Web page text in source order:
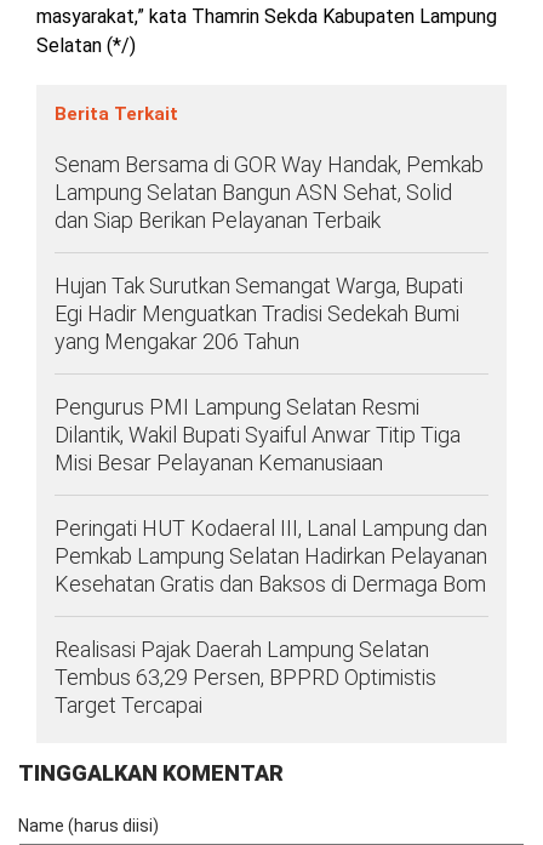
masyarakat,” kata Thamrin Sekda Kabupaten Lampung
Selatan (*/)
Berita Terkait
Senam Bersama di GOR Way Handak, Pemkab
Lampung Selatan Bangun ASN Sehat, Solid
dan Siap Berikan Pelayanan Terbaik
Hujan Tak Surutkan Semangat Warga, Bupati
Egi Hadir Menguatkan Tradisi Sedekah Bumi
yang Mengakar 206 Tahun
Pengurus PMI Lampung Selatan Resmi
Dilantik, Wakil Bupati Syaiful Anwar Titip Tiga
Misi Besar Pelayanan Kemanusiaan
Peringati HUT Kodaeral III, Lanal Lampung dan
Pemkab Lampung Selatan Hadirkan Pelayanan
Kesehatan Gratis dan Baksos di Dermaga Bom
Realisasi Pajak Daerah Lampung Selatan
Tembus 63,29 Persen, BPPRD Optimistis
Target Tercapai
TINGGALKAN KOMENTAR
Name (harus diisi)